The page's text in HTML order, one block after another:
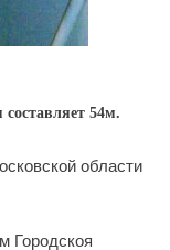
54м.
области
Городскоя